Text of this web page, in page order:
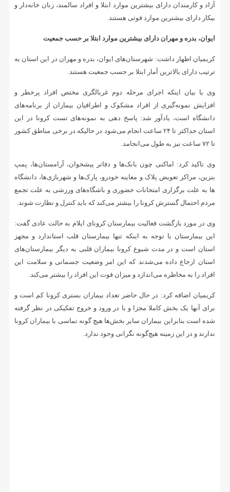
آزاد و کارمندان دارای بیشترین موارد ابتلا و افراد سالمند، زنان خانه‌دار و
بیکار دارای بیشترین موارد فوتی هستند.
ایوان، بدره و مهران دارای بیشترین موارد ابتلا بر حسب جمعیت
کریمیان اظهار داشت: شهرستان‌های ایوان، بدره و مهران در این استان به
ترتیب دارای بالاترین آمار ابتلا بر حسب جمعیت هستند.
وی با بیان اینکه اجرای مرحله دوم غربالگری مختص افراد پرخطر و
افزایش نمونه‌گیری از افراد مشکوک و اطرافیان بیماران از برنامه‌های
دانشگاه است، یادآور شد: پاسخ دهی به نمونه‌های تست کرونا در این
استان حداکثر تا ۲۴ ساعت انجام می‌شود در حالیکه در برخی مناطق کشور
تا ۷۲ ساعت نیز به طول می‌انجامد.
وی تاکید کرد: اماکنی چون بانک‌ها و دفاتر پیشخوان، آرامستان‌ها، پمپ
بنزین، مراکز تعویض پلاک و معاینه خودرو، پارک‌ها و شهربازی‌ها، دانشگاه
ها به علت برگزاری امتحانات حضوری و باشگاه‌های ورزشی به علت تجمع
مردم احتمال گسترش کرونا را بیشتر می‌کند که باید کنترل و نظارت شوند.
وی در مورد بازگشت فعالیت بیمارستان کرونای ایلام به حالت عادی گفت:
این بیمارستان با توجه به اینکه تنها بیمارستان قلب استاندارد و مجهز
استان است و در مدت شیوع کرونا بیماران قلبی به دیگر بیمارستان‌های
استان ارجاع داده می‌شدند که این امر وضعیت جسمانی و سلامت این
افراد را به مخاطره می‌اندازد و میزان فوت این افراد را بیشتر می‌کند.
کریمیان اضافه کرد: در حال حاضر تعداد بیماران بستری کرونا کم است و
برای آنها یک بخش کاملا مجزا و با در ورود و خروج تفکیکی در نظر گرفته
شده است بنابراین بیماران سایر بخش‌ها هیچ گونه تماسی با بیماران کرونا
ندارند و در این زمینه هیچ‌گونه نگرانی وجود ندارد.